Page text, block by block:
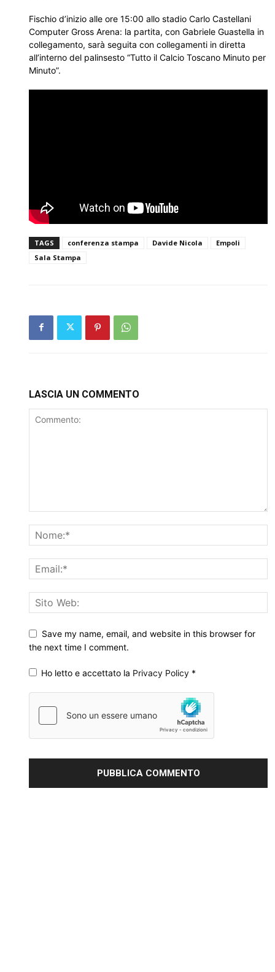
Fischio d’inizio alle ore 15:00 allo stadio Carlo Castellani
Computer Gross Arena: la partita, con Gabriele Guastella in
collegamento, sarà seguita con collegamenti in diretta
all’interno del palinsesto “Tutto il Calcio Toscano Minuto per
Minuto”.
TAGS conferenza stampa Davide Nicola
Empoli
Sala Stampa
LASCIA UN COMMENTO
Save my name, email, and website in this browser for
the next time I comment.
Ho letto e accettato la Privacy Policy *